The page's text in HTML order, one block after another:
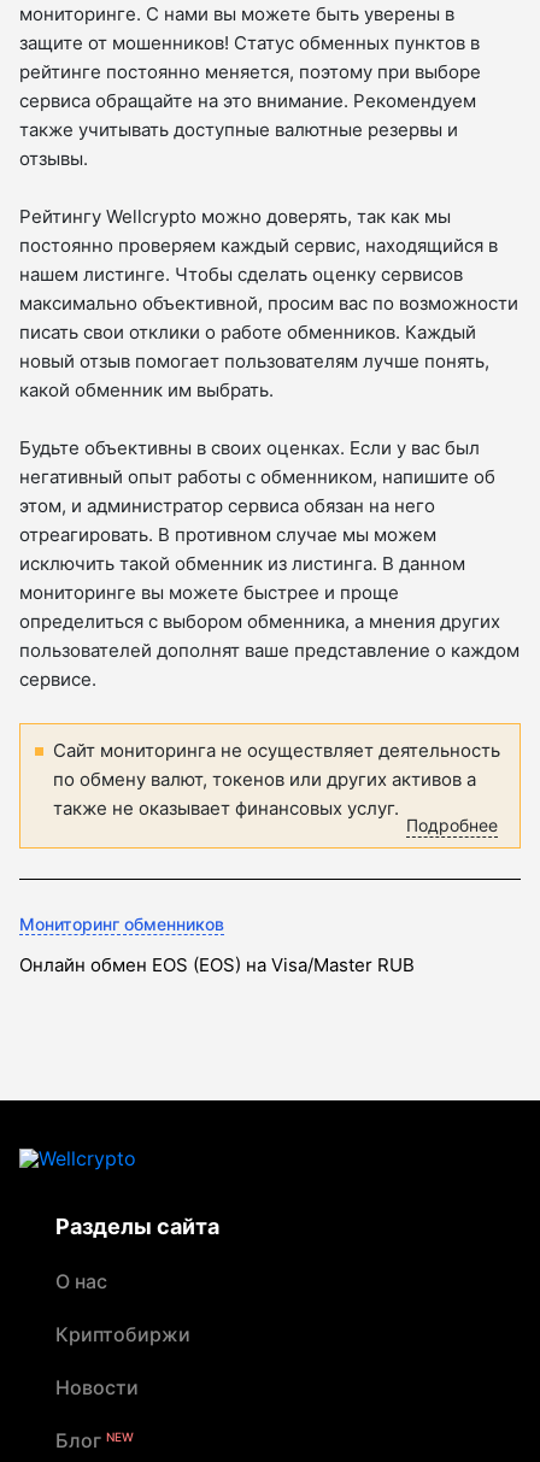
мониторинге. С нами вы можете быть уверены в
защите от мошенников! Статус обменных пунктов в
рейтинге постоянно меняется, поэтому при выборе
сервиса обращайте на это внимание. Рекомендуем
также учитывать доступные валютные резервы и
отзывы.
Рейтингу Wellcrypto можно доверять, так как мы
постоянно проверяем каждый сервис, находящийся в
нашем листинге. Чтобы сделать оценку сервисов
максимально объективной, просим вас по возможности
писать свои отклики о работе обменников. Каждый
новый отзыв помогает пользователям лучше понять,
какой обменник им выбрать.
Будьте объективны в своих оценках. Если у вас был
негативный опыт работы с обменником, напишите об
этом, и администратор сервиса обязан на него
отреагировать. В противном случае мы можем
исключить такой обменник из листинга. В данном
мониторинге вы можете быстрее и проще
определиться с выбором обменника, а мнения других
пользователей дополнят ваше представление о каждом
сервисе.
Сайт мониторинга не осуществляет деятельность
по обмену валют, токенов или других активов а
также не оказывает финансовых услуг.
Подробнее
Мониторинг обменников
Онлайн обмен EOS (EOS) на Visa/Master RUB
Разделы сайта
О нас
Криптобиржи
Новости
Блог NEW